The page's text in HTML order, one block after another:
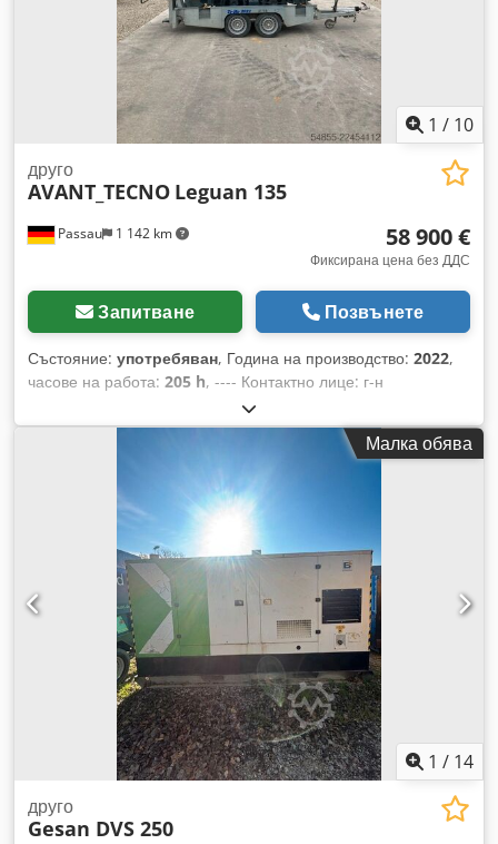
1 / 10
Passau 1 142 km
друго
AVANT_TECNO Leguan 135
58 900 €
Фиксирана цена без ДДС
Запитване Позвънете
Състояние: употребяван, Година на производство: 2022,
часове на работа: 205 h, ---- Контактно лице: г-н
Максимилиан Мюлер Максимален товароподемност на
платформата: 250 кг Максимална работна височина: 13,40
м Максимална височина на платформата: 11,40 м
Максимален страничен обхват: 7,1 м (120 кг) / 6,6 м (250 кг)
Транспортни размери (Д x Ш x В): 4,58 x 1,33 x 1,93 м
Размери на платформата: 1,33 x 0,75 м Обхват на въртене
на работната платформа: 80° (±40°) Обхват на въртене на
стрелата: 360° Способност за преодоляване на наклон:
40% (22°) Транспортни размери без платформа (Д x Ш):
3,91 x 0,89 м Размери при опора: 3,27 x 3,29 м Възможност
за работа при наклон до: 21% (12°) Тегло: 1650 кг
Dedpfxezqi Nas Abrsck Двигател: Honda, 13 к.с., бензин
или 230 V / 2,2 kW Задвижване: хидравлично Задвижване
на всички колела / верижно шаси Максимална скорост на
движение: 2,5 км/ч
Малка обява
1 / 14
друго
Gesan DVS 250